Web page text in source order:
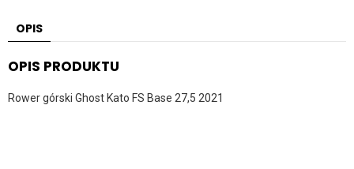
OPIS
OPIS PRODUKTU
Rower górski Ghost Kato FS Base 27,5 2021